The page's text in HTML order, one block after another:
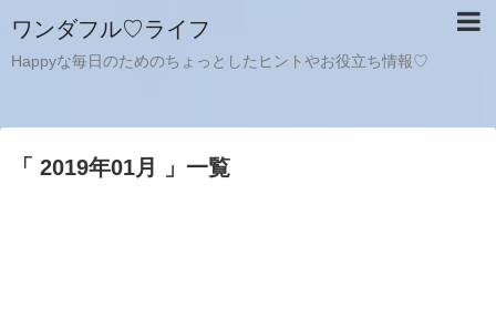
ワンダフル♡ライフ
Happyな毎日のためのちょっとしたヒントやお役立ち情報♡
「 2019年01月 」一覧